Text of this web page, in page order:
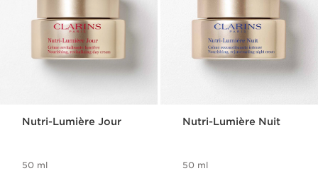
Nutri-Lumière Jour
50 ml
Nutri-Lumière Nuit
50 ml